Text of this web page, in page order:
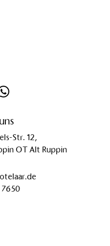
Str. 12,
OT Alt Ruppin
7650